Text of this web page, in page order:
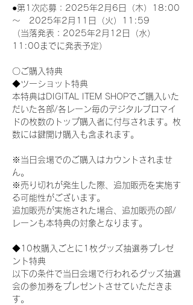
●第1次応募：2025年2月6日（木）18:00
～　2025年2月11日（火）11:59
（当落発表：2025年2月12日（水）
11:00までに発表予定）
〇ご購入特典
◆ツーショット特典
本特典はDIGITAL ITEM SHOPでご購入いた
だいた各部/各レーン毎のデジタルブロマイ
ドの枚数のトップ購入者に付与されます。枚
数には鍵開け購入も含まれます。
※当日会場でのご購入はカウントされませ
ん。
※売り切れが発生した際、追加販売を実施す
る可能性がございます。
追加販売が実施された場合、追加販売の部/
レーンも本特典の対象となります。
◆10枚購入ごとに1枚グッズ抽選券プレゼ
ント特典
以下の条件で当日会場で行われるグッズ抽選
会の参加券をプレゼントさせていただきま
す。